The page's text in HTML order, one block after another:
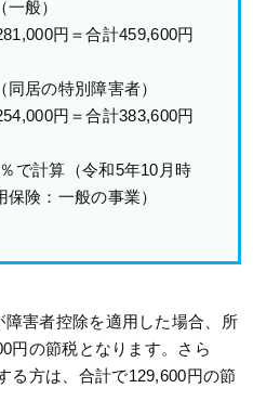
般）
円＝合計459,600円
居の特別障害者）
円＝合計383,600円
で計算（令和5年10月時
険：一般の事業）
害者控除を適用した場合、所
円の節税となります。さら
る方は、合計で129,600円の節